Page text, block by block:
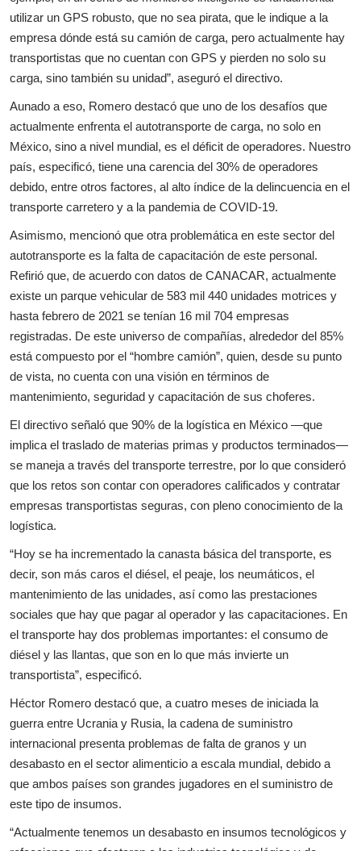
utilizar un GPS robusto, que no sea pirata, que le indique a la
empresa dónde está su camión de carga, pero actualmente hay
transportistas que no cuentan con GPS y pierden no solo su
carga, sino también su unidad”, aseguró el directivo.
Aunado a eso, Romero destacó que uno de los desafíos que
actualmente enfrenta el autotransporte de carga, no solo en
México, sino a nivel mundial, es el déficit de operadores. Nuestro
país, especificó, tiene una carencia del 30% de operadores
debido, entre otros factores, al alto índice de la delincuencia en el
transporte carretero y a la pandemia de COVID-19.
Asimismo, mencionó que otra problemática en este sector del
autotransporte es la falta de capacitación de este personal.
Refirió que, de acuerdo con datos de CANACAR, actualmente
existe un parque vehicular de 583 mil 440 unidades motrices y
hasta febrero de 2021 se tenían 16 mil 704 empresas
registradas. De este universo de compañías, alrededor del 85%
está compuesto por el “hombre camión”, quien, desde su punto
de vista, no cuenta con una visión en términos de
mantenimiento, seguridad y capacitación de sus choferes.
El directivo señaló que 90% de la logística en México —que
implica el traslado de materias primas y productos terminados—
se maneja a través del transporte terrestre, por lo que consideró
que los retos son contar con operadores calificados y contratar
empresas transportistas seguras, con pleno conocimiento de la
logística.
“Hoy se ha incrementado la canasta básica del transporte, es
decir, son más caros el diésel, el peaje, los neumáticos, el
mantenimiento de las unidades, así como las prestaciones
sociales que hay que pagar al operador y las capacitaciones. En
el transporte hay dos problemas importantes: el consumo de
diésel y las llantas, que son en lo que más invierte un
transportista”, especificó.
Héctor Romero destacó que, a cuatro meses de iniciada la
guerra entre Ucrania y Rusia, la cadena de suministro
internacional presenta problemas de falta de granos y un
desabasto en el sector alimenticio a escala mundial, debido a
que ambos países son grandes jugadores en el suministro de
este tipo de insumos.
“Actualmente tenemos un desabasto en insumos tecnológicos y